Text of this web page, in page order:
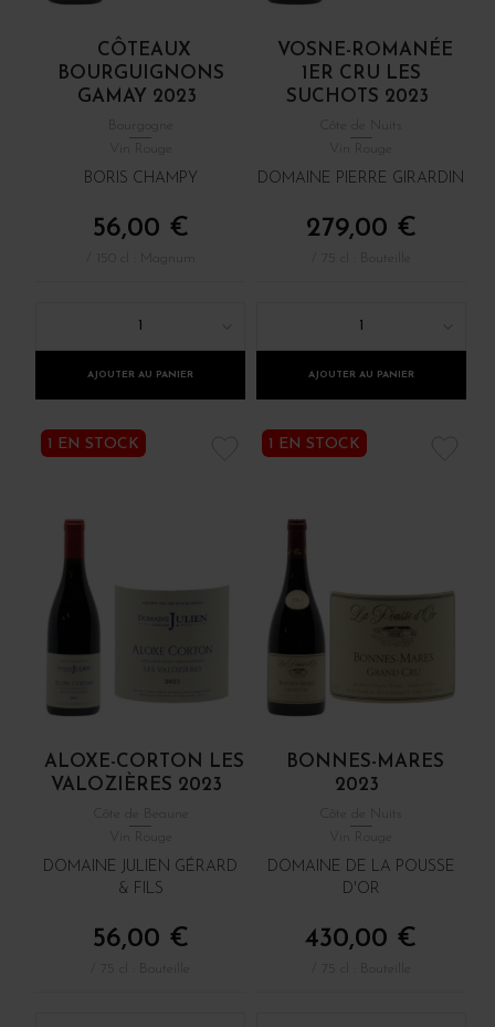
CÔTEAUX
BOURGUIGNONS
GAMAY 2023
BORIS CHAMPY
56,00 €
1
AJOUTER AU PANIER
VOSNE-ROMANÉE
1ER CRU LES
SUCHOTS 2023
DOMAINE PIERRE GIRARDIN
279,00 €
1
AJOUTER AU PANIER
1 EN STOCK
ALOXE-CORTON LES
VALOZIÈRES 2023
DOMAINE JULIEN GÉRARD
& FILS
56,00 €
1 EN STOCK
BONNES-MARES
2023
DOMAINE DE LA POUSSE
D'OR
430,00 €